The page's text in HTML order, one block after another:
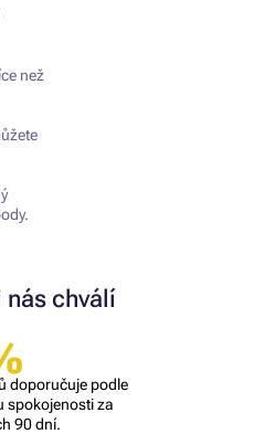
než
nás chválí
doporučuje podle
spokojenosti za
90 dní.